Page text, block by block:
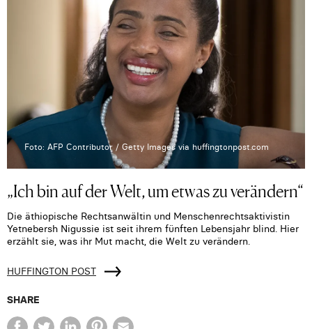
Foto: AFP Contributor / Getty Images via huffingtonpost.com
„Ich bin auf der Welt, um etwas zu verändern“
Die äthiopische Rechtsanwältin und Menschenrechtsaktivistin
Yetnebersh Nigussie ist seit ihrem fünften Lebensjahr blind. Hier
erzählt sie, was ihr Mut macht, die Welt zu verändern.
HUFFINGTON POST
SHARE